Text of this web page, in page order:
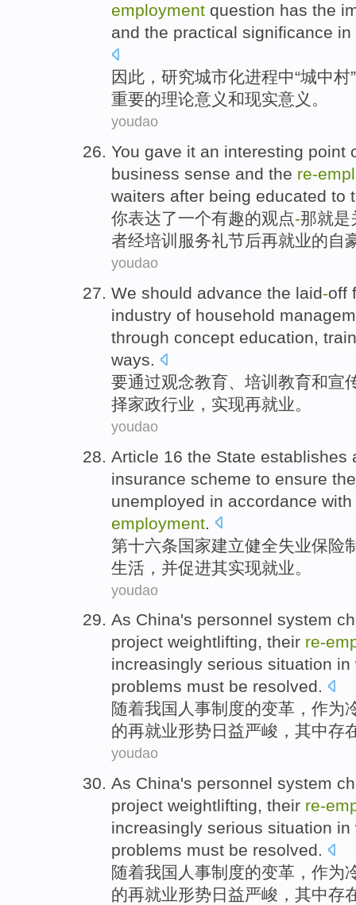
employment question has the
and the practical significance in
因此 ， 研究城市化进程中“城中村”
重要的理论意义和现实意义。
youdao
You gave it an interesting point
business sense and the re-
waiters after being educated to
你表达了一个有趣的观点-那就是
者经培训 服务礼节后再就业的自
youdao
We should advance the laid-off
industry of household
through concept education,
ways.
要通过观念教育、 培训 教育和宣
择家政行业 ， 实现再就业。
youdao
Article 16 the State establishes
insurance scheme to ensure
unemployed in accordance
employment
第十六条国家建立健全失业保险
生活 ， 并促进其实现就业 。
youdao
As China's personnel system
project weightlifting, their re-
increasingly serious situation in
problems must be resolved.
随着我国 人事制度的变革 ， 作为
的再就业形势 日益严峻 ， 其中存
youdao
As China's personnel system
project weightlifting, their re-
increasingly serious situation in
problems must be resolved.
随着我国 人事制度的变革 ， 作为
的再就业形势 日益严峻 ， 其中存